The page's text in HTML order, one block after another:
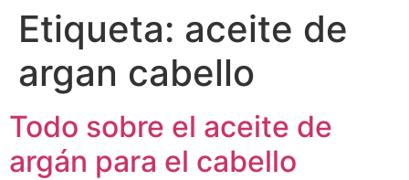
Etiqueta: aceite de
argan cabello
Todo sobre el aceite de
argán para el cabello